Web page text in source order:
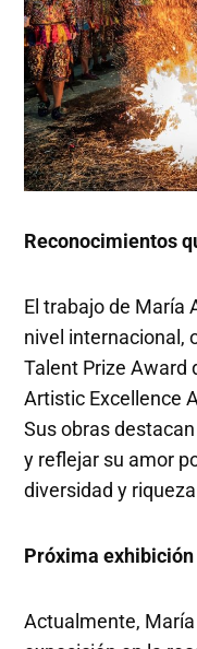
Reconocimientos
El trabajo de María
nivel internacional,
Talent Prize Award
Artistic Excellence
Sus obras
y reflejar su amor
diversidad y
Próxima exhibición
Actualmente,